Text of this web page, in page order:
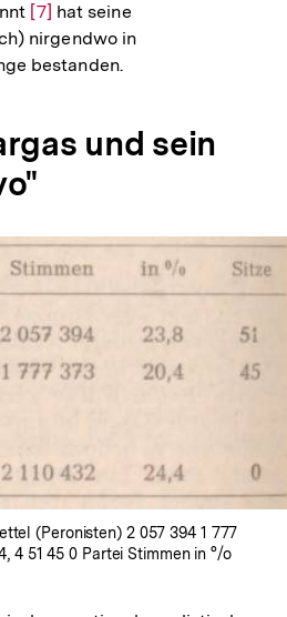
Zur
Auflösung
der
[7] hat seine
nirgendwo in
bestanden.
und sein
In
(Peronisten) 2 057 394 1 777
4 51 45 0 Partei Stimmen in °/o